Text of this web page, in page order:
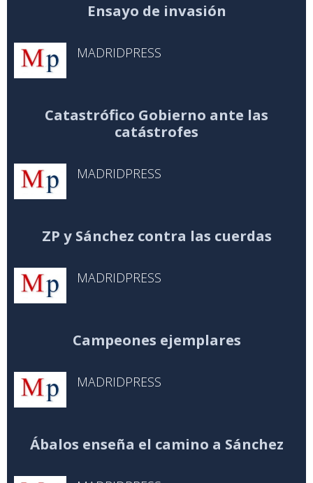
Ensayo de invasión
MADRIDPRESS
Catastrófico Gobierno ante las
catástrofes
MADRIDPRESS
ZP y Sánchez contra las cuerdas
MADRIDPRESS
Campeones ejemplares
MADRIDPRESS
Ábalos enseña el camino a Sánchez